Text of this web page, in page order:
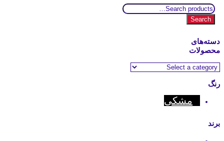
Search
for:
Search
دسته‌های
محصولات
رنگ
مشکی
برند